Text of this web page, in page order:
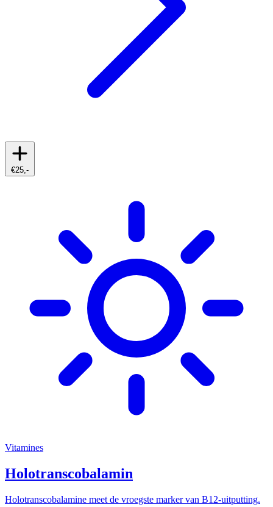
€25,-
Vitamines
Holotranscobalamin
Holotranscobalamine meet de vroegste marker van B12-uitputting.